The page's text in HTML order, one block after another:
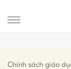
Chính sách giáo